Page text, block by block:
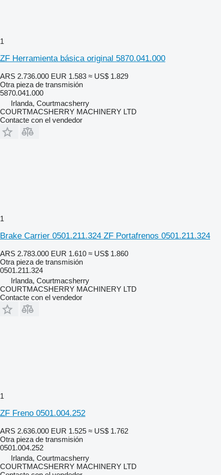
1
ZF Herramienta básica original 5870.041.000
ARS 2.736.000 EUR 1.583 ≈ US$ 1.829
Otra pieza de transmisión
5870.041.000
Irlanda, Courtmacsherry
COURTMACSHERRY MACHINERY LTD
Contacte con el vendedor
1
Brake Carrier 0501.211.324 ZF Portafrenos 0501.211.324
ARS 2.783.000 EUR 1.610 ≈ US$ 1.860
Otra pieza de transmisión
0501.211.324
Irlanda, Courtmacsherry
COURTMACSHERRY MACHINERY LTD
Contacte con el vendedor
1
ZF Freno 0501.004.252
ARS 2.636.000 EUR 1.525 ≈ US$ 1.762
Otra pieza de transmisión
0501.004.252
Irlanda, Courtmacsherry
COURTMACSHERRY MACHINERY LTD